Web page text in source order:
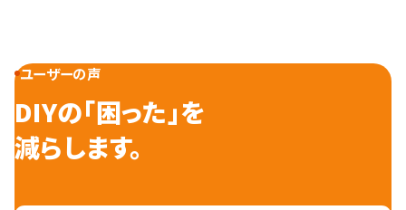
ユーザーの声
DIYの「困った」を
減らします。